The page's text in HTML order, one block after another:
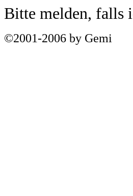
Bitte melden, falls
©2001-2006 by Gemi